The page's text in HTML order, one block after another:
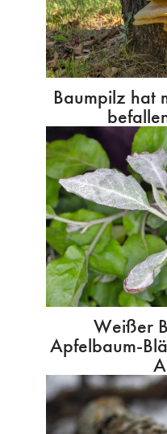
Baumpilz hat
Weißer
Apfelbaum-